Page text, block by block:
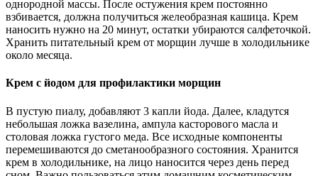
однородной массы. После остужения крем постоянно
взбивается, должна получиться желеобразная кашица. Крем
наносить нужно на 20 минут, остатки убираются салфеточкой.
Хранить питательный крем от морщин лучше в холодильнике
около месяца.
Крем с йодом для профилактики морщин
В пустую пиалу, добавляют 3 капли йода. Далее, кладутся
небольшая ложка вазелина, ампула касторового масла и
столовая ложка густого меда. Все исходные компоненты
перемешиваются до сметанообразного состояния. Хранится
крем в холодильнике, на лицо наносится через день перед